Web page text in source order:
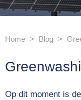
Home Blog
Op dit moment is de